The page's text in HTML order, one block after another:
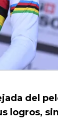
del
logros,